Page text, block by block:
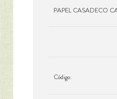
PAPEL CASADECO
Código: